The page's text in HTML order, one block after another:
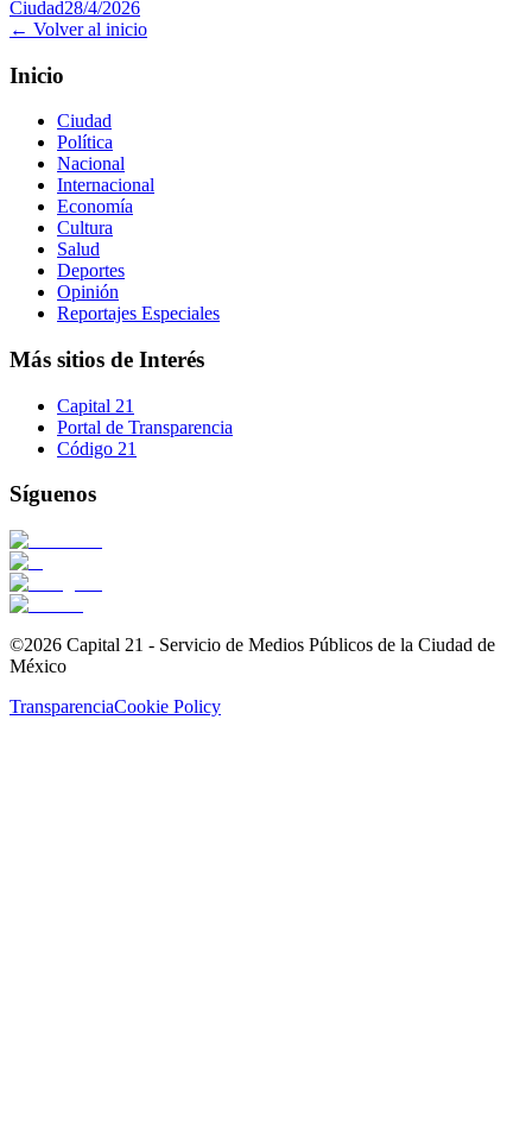
Ciudad28/4/2026
← Volver al inicio
Inicio
Ciudad
Política
Nacional
Internacional
Economía
Cultura
Salud
Deportes
Opinión
Reportajes Especiales
Más sitios de Interés
Capital 21
Portal de Transparencia
Código 21
Síguenos
©2026 Capital 21 - Servicio de Medios Públicos de la Ciudad de
México
TransparenciaCookie Policy